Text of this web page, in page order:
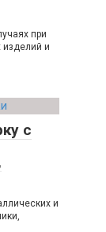
при
изделий и
с
и